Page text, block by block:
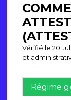
Vérifié le 20
et
Régime